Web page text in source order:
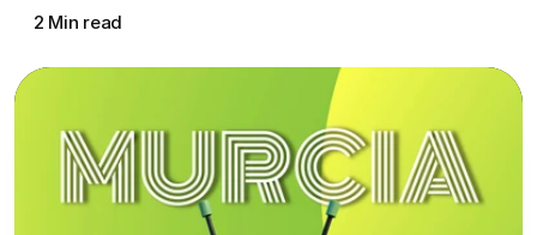
2 Min read